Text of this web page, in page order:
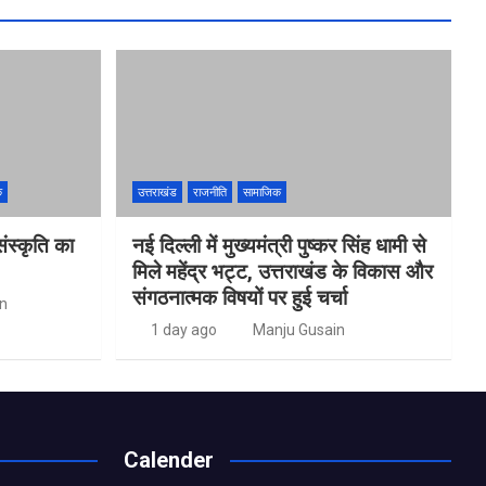
का
उत्तराखंड राजनीति सामाजिक
नई दिल्ली में मुख्यमंत्री पुष्कर सिंह धामी से
मिले महेंद्र भट्ट, उत्तराखंड के विकास और
संगठनात्मक विषयों पर हुई चर्चा
1 day ago Manju Gusain
Calender